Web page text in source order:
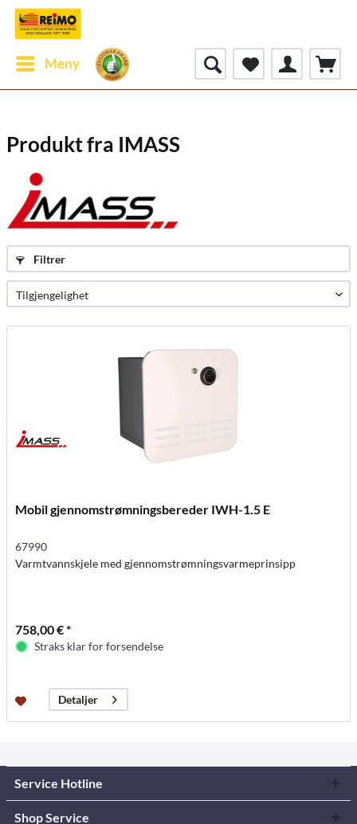
Meny
Produkt fra IMASS
Filtrer
Mobil gjennomstrømningsbereder IWH-1.5 E
67990
Varmtvannskjele med gjennomstrømningsvarmeprinsipp
758,00 € *
Straks klar for forsendelse
Detaljer
Service Hotline
Shop Service